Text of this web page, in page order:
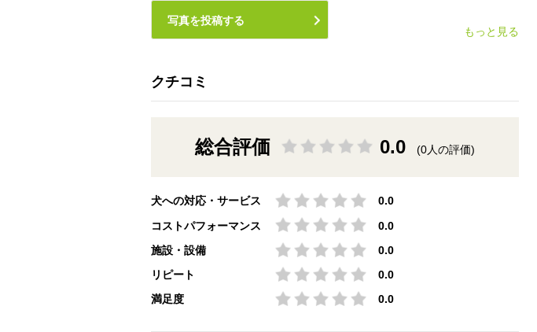
もっと見る
写真を投稿する
クチコミ
総合評価 0.0 (0人の評価)
犬への対応・サービス
0.0
コストパフォーマンス
0.0
施設・設備
0.0
リピート
0.0
満足度
0.0